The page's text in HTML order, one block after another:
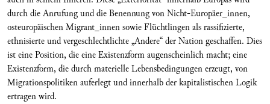
durch die Anrufung und die Benennung von Nicht-Europäer_innen,
osteuropäischen Migrant_innen sowie Flüchtlingen als rassifizierte,
ethnisierte und vergeschlechtlichte „Andere“ der Nation geschaffen. Dies
ist eine Position, die eine Existenzform augenscheinlich macht; eine
Existenzform, die durch materielle Lebensbedingungen erzeugt, von
Migrationspolitiken auferlegt und innerhalb der kapitalistischen Logik
ertragen wird.